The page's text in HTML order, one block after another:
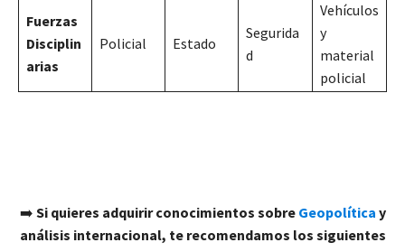
Fuerzas
Disciplin
arias
Policial Estado
Segurida
d
Vehículos
y
material
policial
➡️ Si quieres adquirir conocimientos sobre Geopolítica y
análisis internacional, te recomendamos los siguientes